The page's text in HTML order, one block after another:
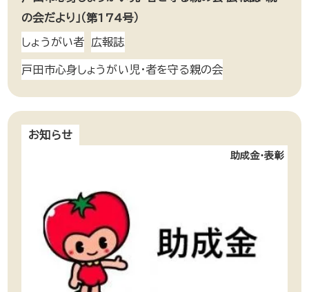
の会だより」（第174号）
しょうがい者 広報誌
戸田市心身しょうがい児・者を守る親の会
お知らせ
助成金・表彰